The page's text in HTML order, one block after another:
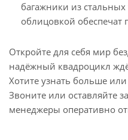
багажники из стальных
облицовкой обеспечат
Откройте для себя мир
надёжный квадроцикл
Хотите узнать больше или
Звоните или оставляйте
менеджеры оперативно